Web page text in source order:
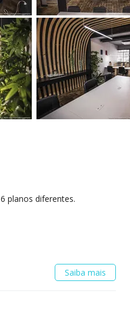
planos diferentes.
Saiba mais